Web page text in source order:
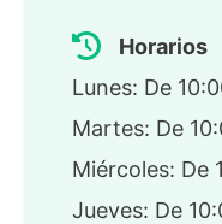
Horarios
Lunes: De
Martes: De
Miércoles: De
Jueves: De